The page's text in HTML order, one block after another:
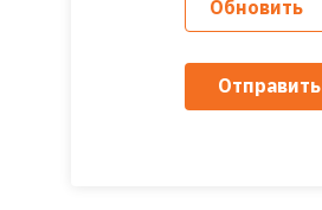
Обновить
Отправить